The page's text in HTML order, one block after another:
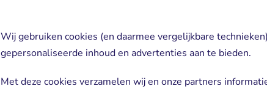
Wij gebruiken cookies (en daarmee vergelijkbare
gepersonaliseerde inhoud en advertenties aan te bieden.
Met deze cookies verzamelen wij en onze partners
07 september 2026